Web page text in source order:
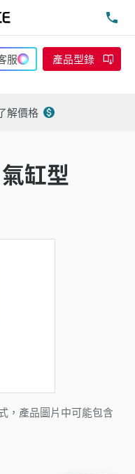
服 產品型錄
解價格
缸型
，產品圖片中可能包含